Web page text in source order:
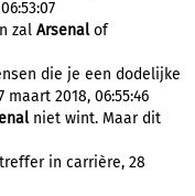
zal Arsenalof
die je een dodelijke
2018, 06:55:46
niet wint. Maar dit
in carrière, 28